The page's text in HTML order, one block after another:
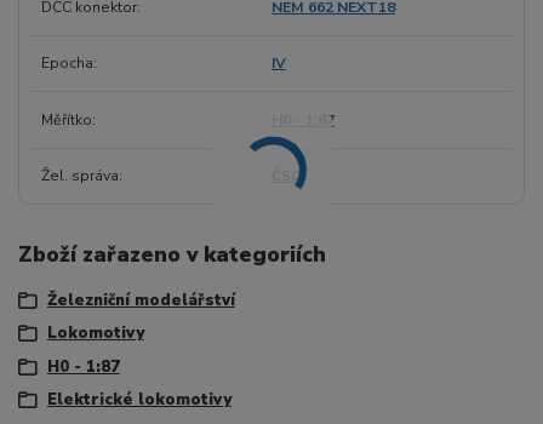
DCC konektor NEM 662 NEXT18
Epocha IV
Měřítko H0 - 1:87
Žel. správa ČSD
Zboží zařazeno v kategoriích
Železniční modelářství
Lokomotivy
H0 - 1:87
Elektrické lokomotivy